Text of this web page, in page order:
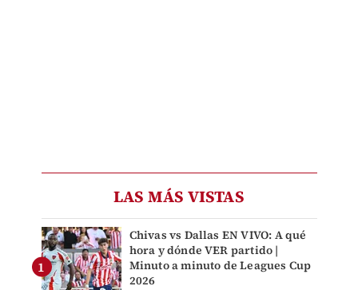
LAS MÁS VISTAS
Chivas vs Dallas EN VIVO: A qué
hora y dónde VER partido |
Minuto a minuto de Leagues Cup
2026